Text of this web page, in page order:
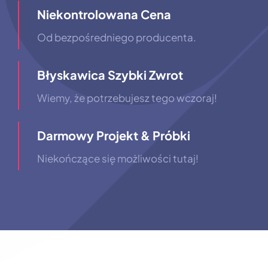
Niekontrolowana Cena
Od bezpośredniego producenta.
Błyskawica Szybki Zwrot
Wiemy, że potrzebujesz tego wczoraj!
Darmowy Projekt & Próbki
Niekończące się możliwości tutaj!